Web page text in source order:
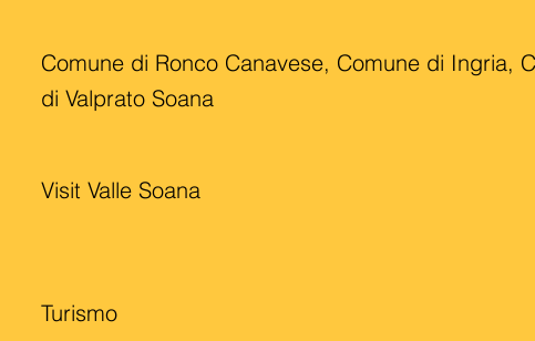
Comune di Ronco Canavese, Comune di Ingria,
di Valprato Soana
Visit Valle Soana
Turismo